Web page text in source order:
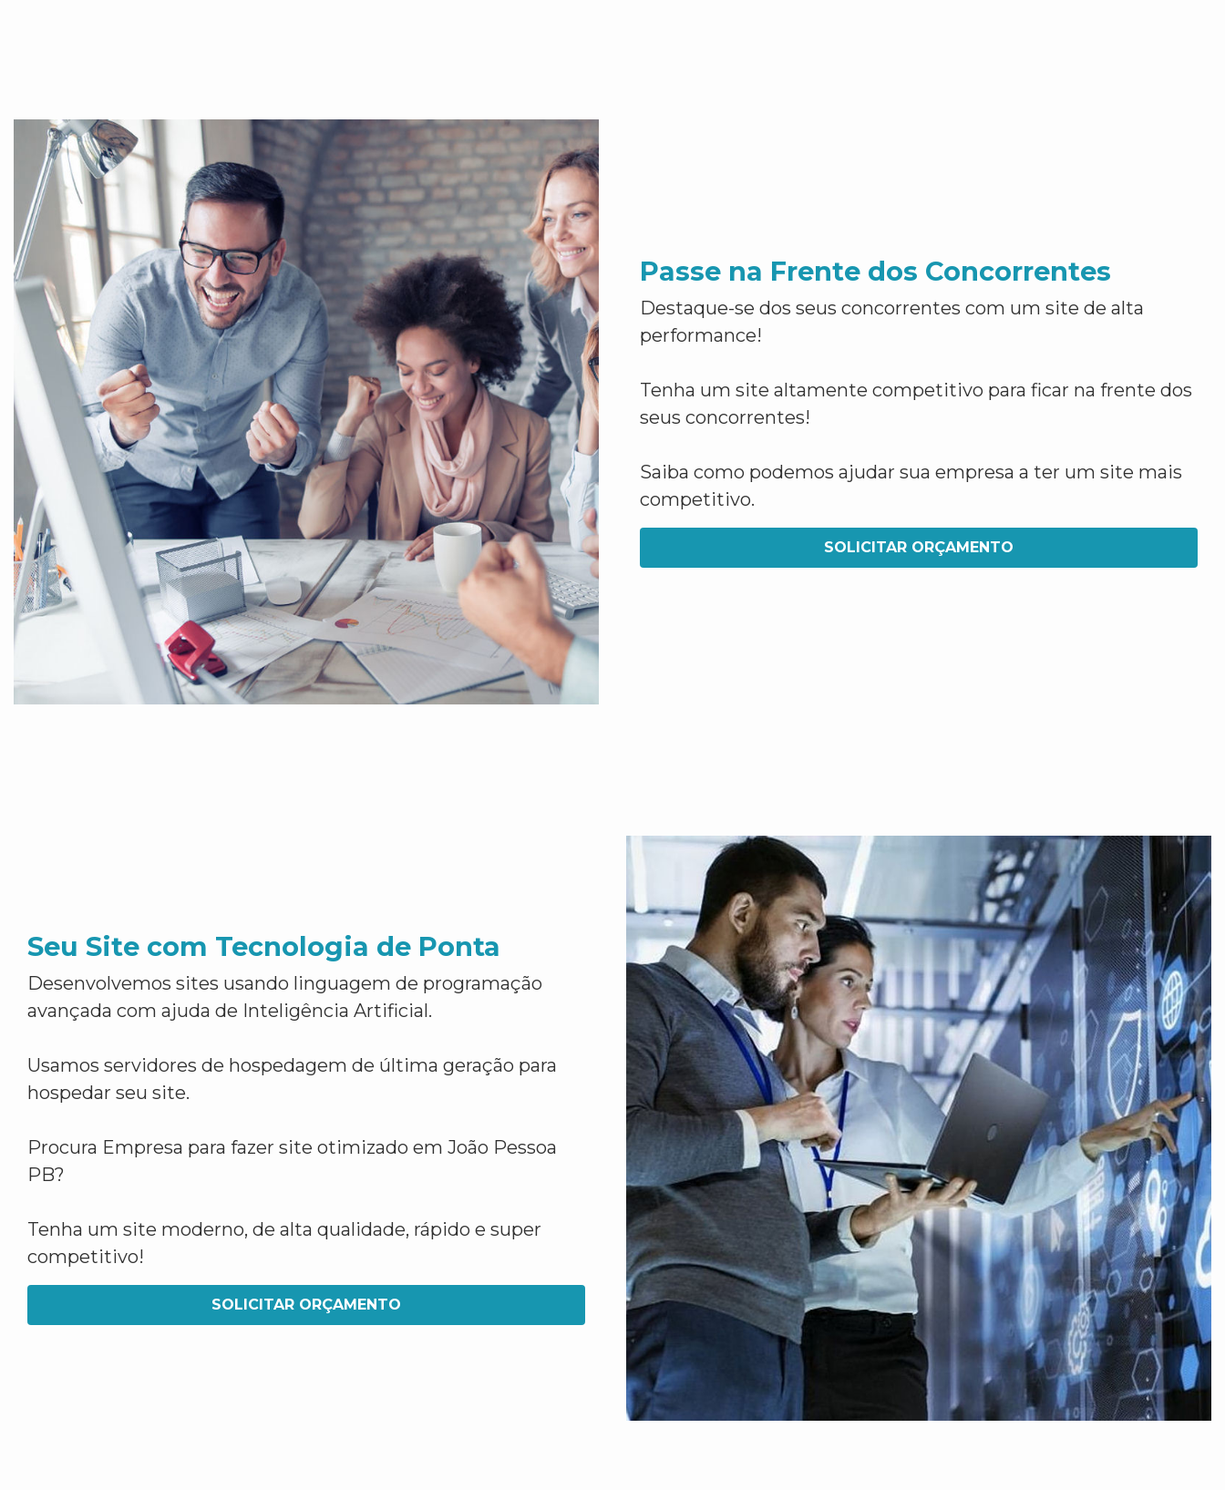
Passe na Frente dos Concorrentes
Destaque-se dos seus concorrentes com um site de alta
performance!
Tenha um site altamente competitivo para ficar na frente dos
seus concorrentes!
Saiba como podemos ajudar sua empresa a ter um site mais
competitivo.
SOLICITAR ORÇAMENTO
Seu Site com Tecnologia de Ponta
Desenvolvemos sites usando linguagem de programação
avançada com ajuda de Inteligência Artificial.
Usamos servidores de hospedagem de última geração para
hospedar seu site.
Procura Empresa para fazer site otimizado em João Pessoa
PB?
Tenha um site moderno, de alta qualidade, rápido e super
competitivo!
SOLICITAR ORÇAMENTO